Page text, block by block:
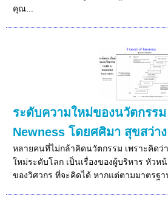
คุณ...
ระดับความใหม่ของนวัตกรร
Newness โดยศศิมา สุขสว่าง
หลายคนที่ไม่กล้าคิดนวัตกรรม เพราะคิดว่
ใหม่ระดับโลก เป็นเรื่องของผู้บริหาร หัวหน้
ของวิศวกร ที่จะคิดได้ หากแต่ตามมาตรฐาน